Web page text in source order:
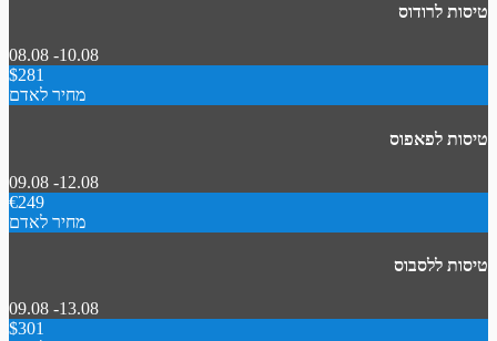
טיסות לרודוס
08.08 -10.08
$281
מחיר לאדם
טיסות לפאפוס
09.08 -12.08
€249
מחיר לאדם
טיסות ללסבוס
09.08 -13.08
$301